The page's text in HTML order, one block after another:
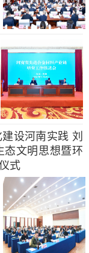
设河南实践 刘
态文明思想暨环
式